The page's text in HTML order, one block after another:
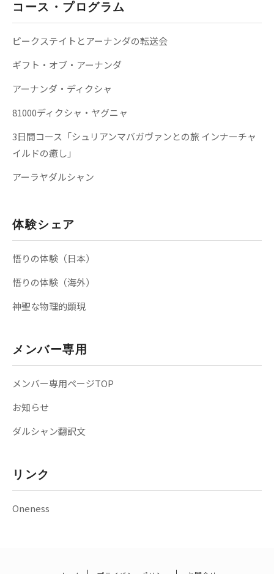
コース・プログラム
ピークステイトとアーナンダの転送会
ギフト・オブ・アーナンダ
アーナンダ・ディクシャ
81000ディクシャ・ヤグニャ
3日間コース「シュリアンマバガヴァンとの旅 インナーチャ
イルドの癒し」
アーラヤダルシャン
体験シェア
悟りの体験（日本）
悟りの体験（海外）
神聖な物理的顕現
メンバー専用
メンバー専用ページTOP
お知らせ
ダルシャン翻訳文
リンク
Oneness